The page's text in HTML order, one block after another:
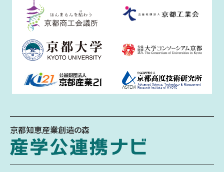
京都知恵産業創造の森